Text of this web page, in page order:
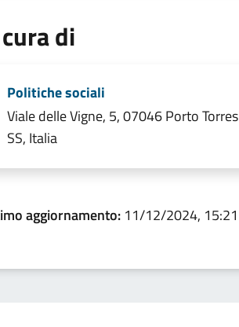
di
Politiche sociali
Viale delle Vigne, 5, 07046 Porto Torres
SS, Italia
aggiornamento: 11/12/2024, 15:21